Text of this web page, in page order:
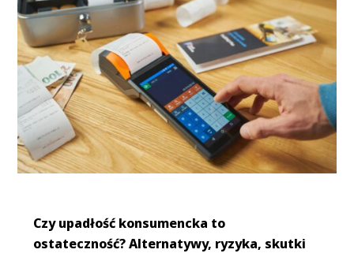
Czy upadłość konsumencka to
ostateczność? Alternatywy, ryzyka, skutki